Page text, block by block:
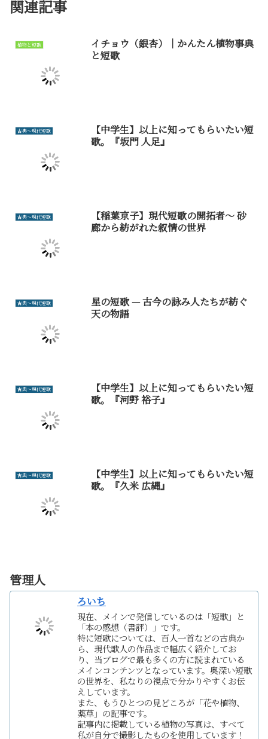
関連記事
植物と短歌
イチョウ（銀杏）｜かんたん植物事典
と短歌
古典～現代短歌
【中学生】以上に知ってもらいたい短
歌。『坂門 人足』
古典～現代短歌
【稲葉京子】現代短歌の開拓者～ 砂
廊から紡がれた叙情の世界
古典～現代短歌
星の短歌 — 古今の詠み人たちが紡ぐ
天の物語
古典～現代短歌
【中学生】以上に知ってもらいたい短
歌。『河野 裕子』
古典～現代短歌
【中学生】以上に知ってもらいたい短
歌。『久米 広縄』
管理人
ろいち
現在、メインで発信しているのは「短歌」と
「本の感想（書評）」です。
特に短歌については、百人一首などの古典か
ら、現代歌人の作品まで幅広く紹介してお
り、当ブログで最も多くの方に読まれている
メインコンテンツとなっています。奥深い短歌
の世界を、私なりの視点で分かりやすくお伝
えしています。
また、もうひとつの見どころが「花や植物、
薬草」の記事です。
記事内に掲載している植物の写真は、すべて
私が自分で撮影したものを使用しています！